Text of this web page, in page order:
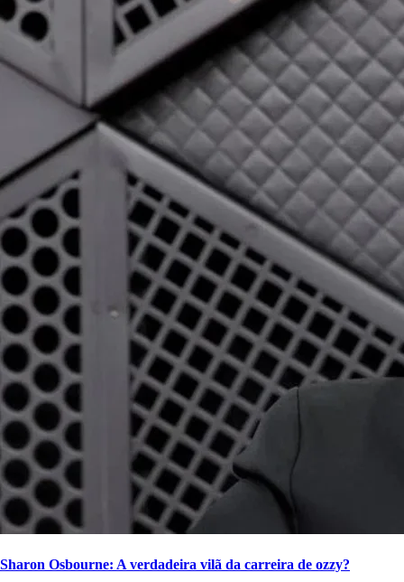
Sharon Osbourne: A verdadeira vilã da carreira de ozzy?